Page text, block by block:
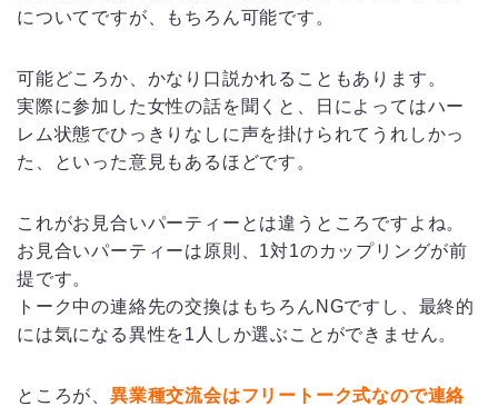
についてですが、もちろん可能です。
可能どころか、かなり口説かれることもあります。
実際に参加した女性の話を聞くと、日によってはハー
レム状態でひっきりなしに声を掛けられてうれしかっ
た、といった意見もあるほどです。
これがお見合いパーティーとは違うところですよね。
お見合いパーティーは原則、1対1のカップリングが前
提です。
トーク中の連絡先の交換はもちろんNGですし、最終的
には気になる異性を1人しか選ぶことができません。
ところが、 異業種交流会はフリートーク式なので連絡